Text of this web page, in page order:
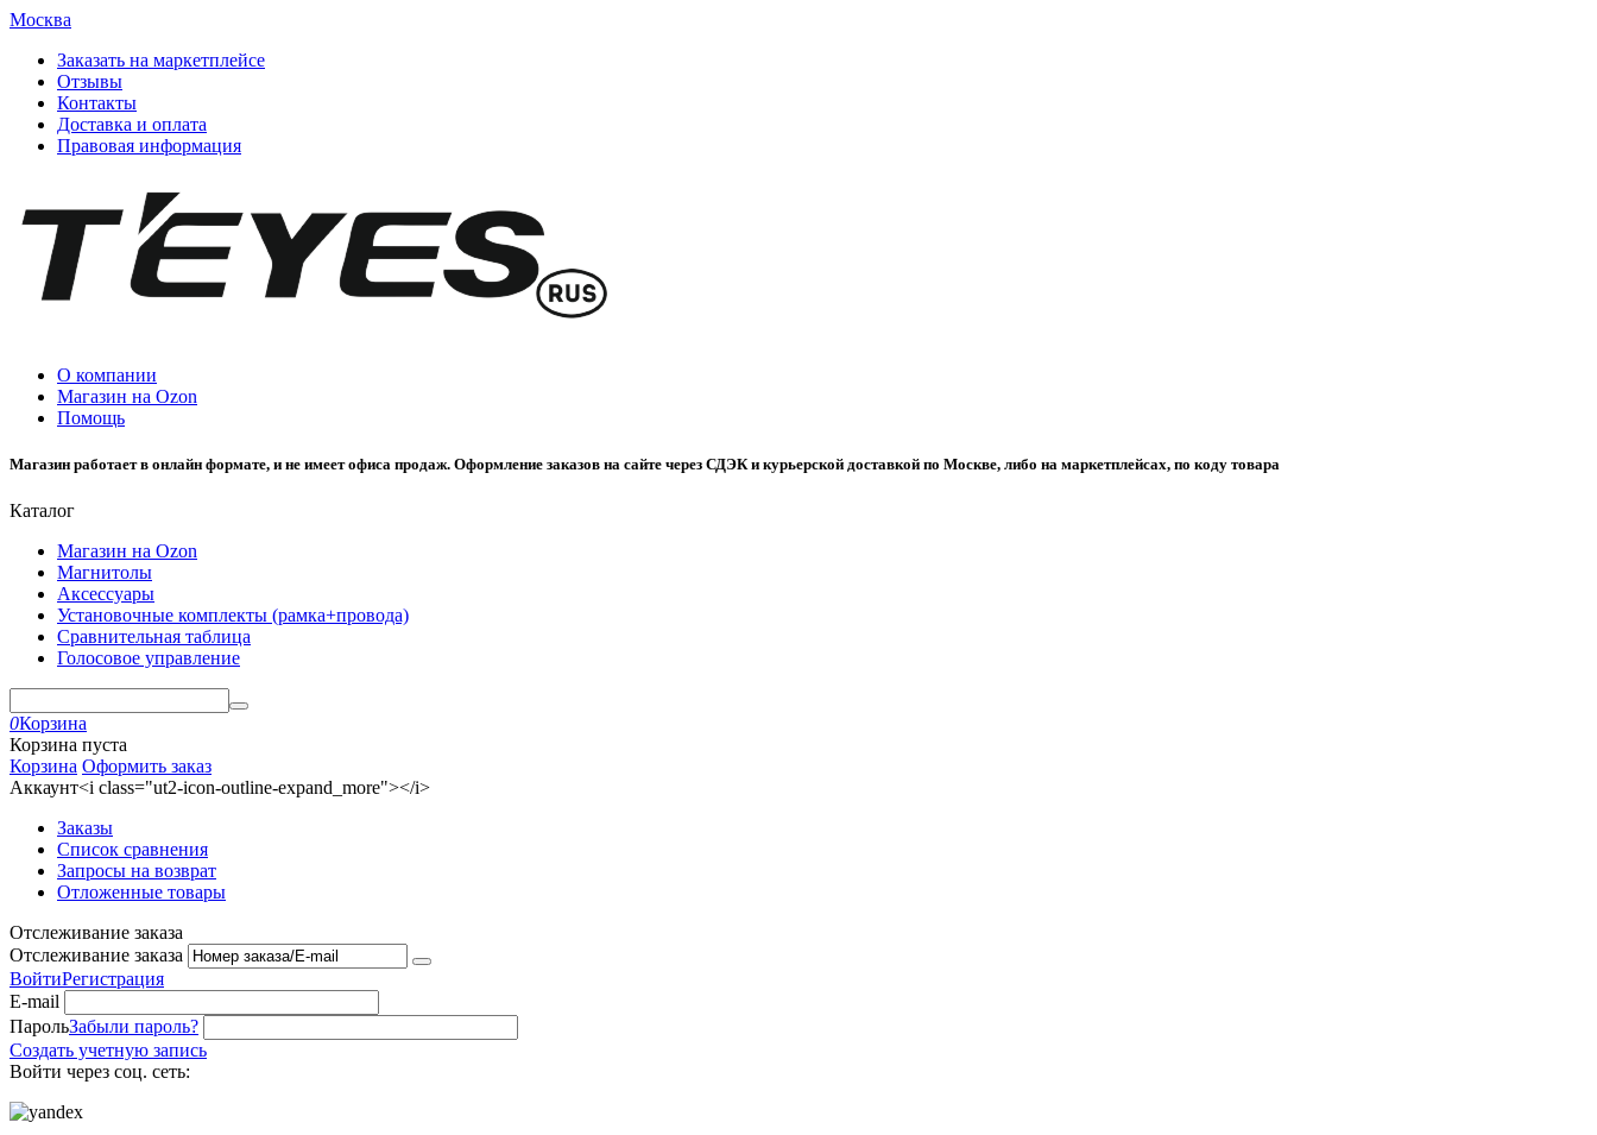
Москва
Заказать на маркетплейсе
Отзывы
Контакты
Доставка и оплата
Правовая информация
О компании
Магазин на Ozon
Помощь
Магазин работает в онлайн формате, и не имеет офиса продаж. Оформление заказов на сайте через СДЭК и курьерской доставкой по Москве, либо на маркетплейсах, по коду товара
Каталог
Магазин на Ozon
Магнитолы
Аксессуары
Установочные комплекты (рамка+провода)
Сравнительная таблица
Голосовое управление
0Корзина
Корзина пуста
Корзина Оформить заказ
Аккаунт<i class="ut2-icon-outline-expand_more"></i>
Заказы
Список сравнения
Запросы на возврат
Отложенные товары
Отслеживание заказа
Отслеживание заказа
ВойтиРегистрация
E-mail
ПарольЗабыли пароль?
Создать учетную запись
Войти через соц. сеть: